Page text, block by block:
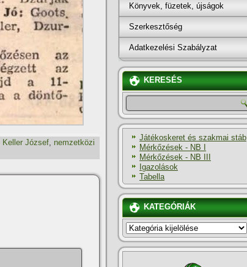
Keller József, nemzetközi
Könyvek, füzetek, újságok
Szerkesztőség
Adatkezelési Szabályzat
KERESÉS
Játékoskeret és szakmai stáb
Mérkőzések - NB I
Mérkőzések - NB III
Igazolások
Tabella
KATEGÓRIÁK
KATEGÓRIÁK